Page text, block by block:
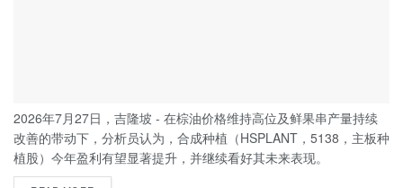
2026年7月27日，吉隆坡 - 在棕油价格维持高位及鲜果串产量持续
改善的带动下，分析员认为，合成种植（HSPLANT，5138，主板种
植股）今年盈利有望显著提升，并继续看好其未来表现。